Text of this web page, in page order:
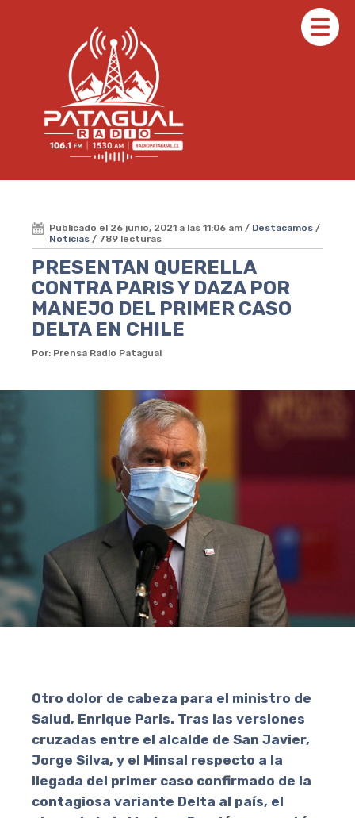
Publicado el 26 junio, 2021 a las 11:06 am / Destacamos /
Noticias / 789 lecturas
PRESENTAN QUERELLA
CONTRA PARIS Y DAZA POR
MANEJO DEL PRIMER CASO
DELTA EN CHILE
Por: Prensa Radio Patagual
Otro dolor de cabeza para el ministro de
Salud, Enrique Paris. Tras las versiones
cruzadas entre el alcalde de San Javier,
Jorge Silva, y el Minsal respecto a la
llegada del primer caso confirmado de la
contagiosa variante Delta al país, el